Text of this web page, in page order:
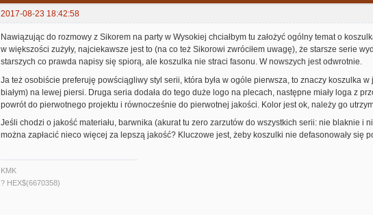
2017-08-23 18:42:58
Nawiązując do rozmowy z Sikorem na party w Wysokiej chciałbym tu założyć ogólny temat o
w większości zużyły, najciekawsze jest to (na co też Sikorowi zwróciłem uwagę), że starsze serie
starszych co prawda napisy się spiorą, ale koszulka nie straci fasonu. W nowszych jest odwrotnie.
Ja też osobiście preferuję powściągliwy styl serii, która była w ogóle pierwsza, to znaczy koszulka
białym) na lewej piersi. Druga seria dodała do tego duże logo na plecach, następne miały loga z
powrót do pierwotnego projektu i równocześnie do pierwotnej jakości. Kolor jest ok, należy go
Jeśli chodzi o jakość materiału, barwnika (akurat tu zero zarzutów do wszystkich serii: nie blaknie i
można zapłacić nieco więcej za lepszą jakość? Kluczowe jest, żeby koszulki nie defasonowały się
KMK
? HEX$(6670358)